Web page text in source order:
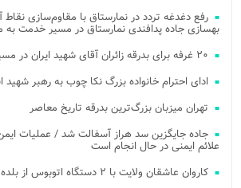
رفع دغدغه تردد در نمارستاق با مقاوم‌سازی
بهسازی جاده پدافندی نمارستاق در مسیر خدمت به
۲۰ غرفه برای بدرقه زائران آقای شهید ایران در مسیر طریق الرضا برپا شد
ادای احترام خانواده بزرگ نکا چوب به رهبر شهید
تهران میزبان بزرگ‌ترین بدرقه تاریخ معاصر
جاده جایگزین سد هراز آسفالت شد / عملیات
علائم ایمنی در حال انجام است
کاروان عاشقان ولایت با ۲ دستگاه اتوبوس از بلده راهی تهران شد